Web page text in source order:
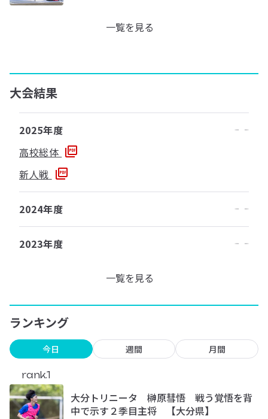
一覧を見る
大会結果
2025年度
高校総体
新人戦
2024年度
2023年度
一覧を見る
ランキング
今日 週間 月間
rank.1
大分トリニータ 榊原彗悟 戦う覚悟を背
中で示す２季目主将 【大分県】